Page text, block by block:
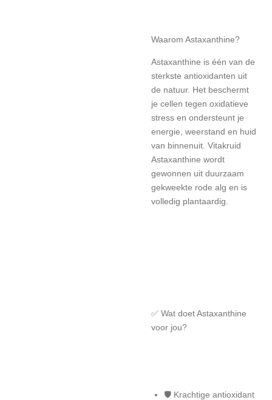
Waarom Astaxanthine?
Astaxanthine is één van de
sterkste antioxidanten uit
de natuur. Het beschermt
je cellen tegen oxidatieve
stress en ondersteunt je
energie, weerstand en huid
van binnenuit. Vitakruid
Astaxanthine wordt
gewonnen uit duurzaam
gekweekte rode alg en is
volledig plantaardig.
✅ Wat doet Astaxanthine
voor jou?
🛡 Krachtige antioxidant